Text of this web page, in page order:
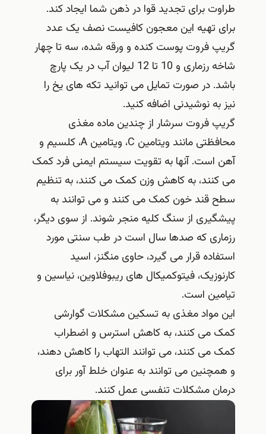
طراوت برای تجدید قوا در ذهن شما ایجاد کند.
برای تهیه این معجون کافیست نصف یک عدد
گریپ فروت پوست کنده و ورقه شده، سه تا چهار
شاخه رزماری و 10 تا 12 لیوان آب در یک پارچ
باشد. در صورت تمایل می توانید تکه های یخ را
نیز به نوشیدنی اضافه کنید.
گریپ فروت سرشار از چندین ماده مغذی
محافظتی مانند ویتامین C، ویتامین A، کلسیم و
آهن است. آنها به تقویت سیستم ایمنی فرد کمک
می کنند، به کاهش وزن کمک می کنند، به تنظیم
سطح قند خون کمک می کنند و می توانند به
پیشگیری از سنگ کلیه منجر شوند. از سوی دیگر،
رزماری که صدها سال است در طب سنتی مورد
استفاده قرار می‌ گیرد، حاوی منگنز، اسید
کارنوزیک، فیتوکمیکال‌ های ریبوفلاوین، نیاسین و
تیامین است.
این مواد مغذی به تسکین مشکلات گوارشی
کمک می کنند، به کاهش استرس و اضطراب
کمک می کنند، می توانند التهاب را کاهش دهند،
و همچنین می توانند به عنوان خلط آور برای
درمان مشکلات تنفسی عمل کنند.